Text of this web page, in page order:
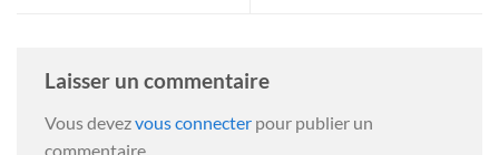
Laisser un commentaire
Vous devezvous connecter pour publier un
commentaire.